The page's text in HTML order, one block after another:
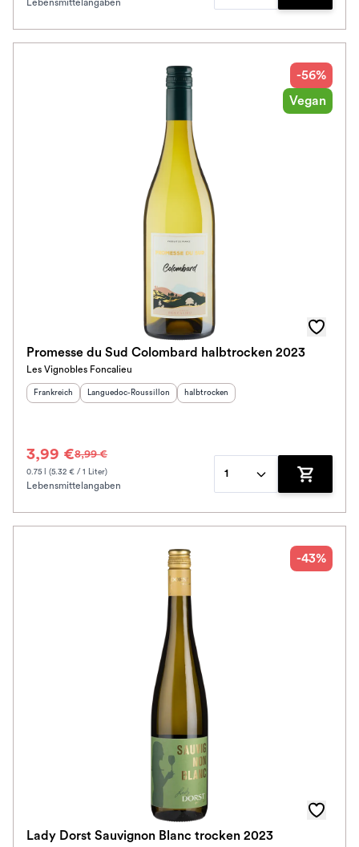
Schmeckt nach
Im Rewe Handel erhältlich
Lebensmittelangaben
Zum
-56%
Vegan
Promesse du Sud Colombard halbtrocken 2023
Les Vignobles Foncalieu
Herkunftsland
Frankreich Herkunftsregion:
Languedoc-Roussillon Geschmack:
halbtrocken
3,99 €8,99 €
0.75 l (5.32 € / 1 Liter)
Lebensmittelangaben
1
Zum
-43%
Lady Dorst Sauvignon Blanc trocken 2023